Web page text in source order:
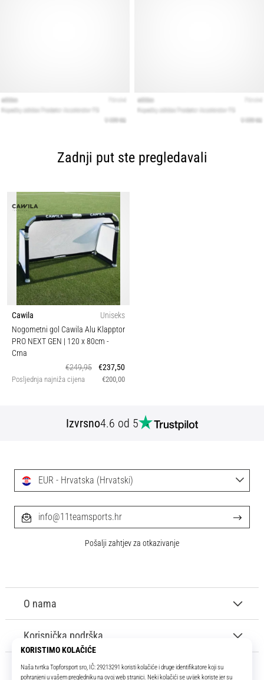
Zadnji put ste pregledavali
Cawila
Uniseks
Nogometni gol Cawila Alu Klapptor
PRO NEXT GEN | 120 x 80cm -
Crna
€249,95
€237,50
Posljednja najniža cijena €200,00
Izvrsno4.6 od 5
O nama
Korisnička podrška
EUR - Hrvatska (Hrvatski)
info@11teamsports.hr
Pošalji zahtjev za otkazivanje